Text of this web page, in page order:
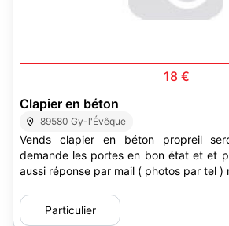
18 €
Clapier en béton
89580 Gy-l'Évêque
Vends clapier en béton propreil
demande les portes en bon état et et plaque de séparation
aussi réponse par mail ( photos par tel
Particulier